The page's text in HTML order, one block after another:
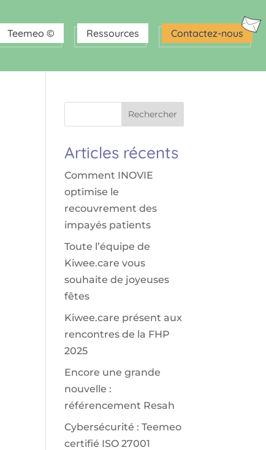
Teemeo © Ressources Contactez-nous
Rechercher
Articles récents
Comment INOVIE
optimise le
recouvrement des
impayés patients
Toute l’équipe de
Kiwee.care vous
souhaite de joyeuses
fêtes
Kiwee.care présent aux
rencontres de la FHP
2025
Encore une grande
nouvelle :
référencement Resah
Cybersécurité : Teemeo
certifié ISO 27001